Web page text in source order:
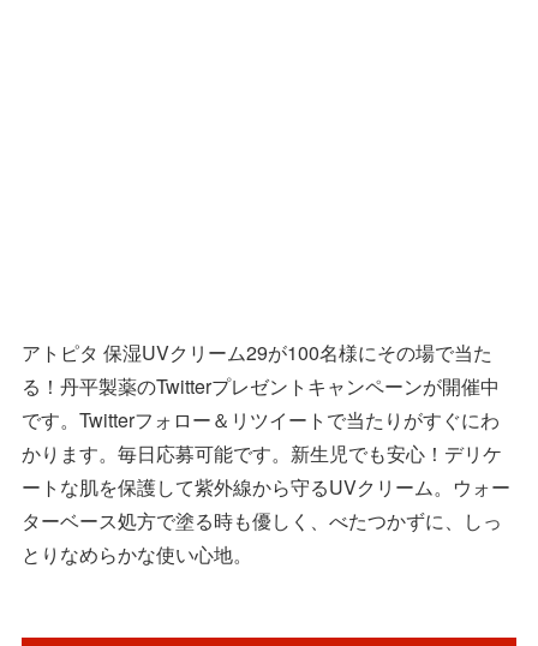
アトピタ 保湿UVクリーム29が100名様にその場で当た
る！丹平製薬のTwitterプレゼントキャンペーンが開催中
です。Twitterフォロー＆リツイートで当たりがすぐにわ
かります。毎日応募可能です。新生児でも安心！デリケ
ートな肌を保護して紫外線から守るUVクリーム。ウォー
ターベース処方で塗る時も優しく、べたつかずに、しっ
とりなめらかな使い心地。